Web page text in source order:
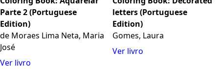
Parte 2 (Portuguese
Edition)
de Moraes Lima Neta, Maria
José
Ver livro
letters (Portuguese
Edition)
Gomes, Laura
Ver livro